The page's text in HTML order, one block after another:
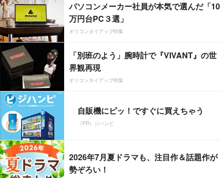
パソコンメーカー社員が本気で選んだ「10
万円台PC３選」
オリコンタイアップ特集
「別班のよう」腕時計で『VIVANT』の世
界観再現
オリコンタイアップ特集
自販機にピッ！ですぐに買えちゃう
（PR）ジハンピ
2026年7月夏ドラマも、注目作＆話題作が
勢ぞろい！